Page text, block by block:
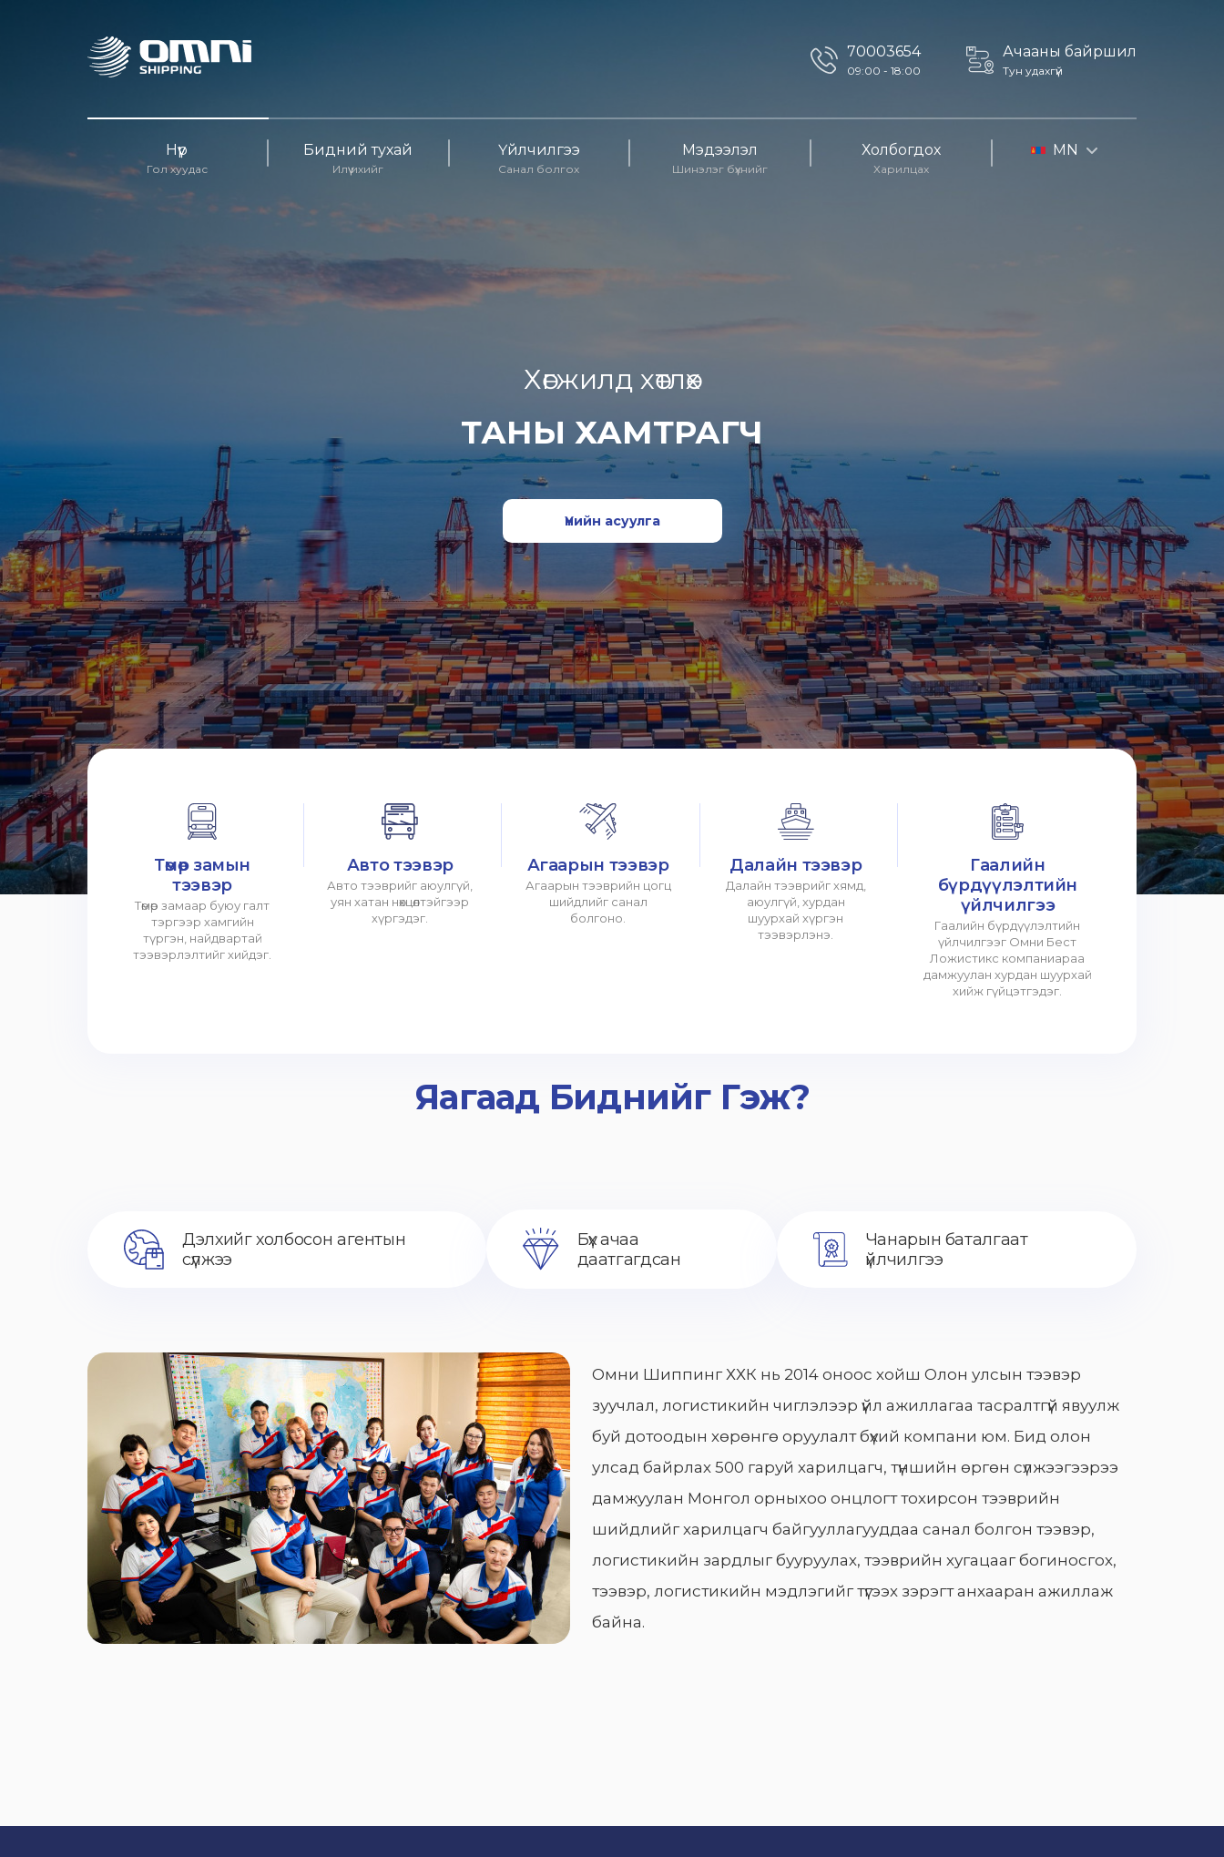
70003654
09:00 - 18:00
Ачааны байршил
Тун удахгүй
Нүүр
Гол хуудас
Бидний тухай
Илүү ихийг
Үйлчилгээ
Санал болгох
Мэдээлэл
Шинэлэг бүхнийг
Холбогдох
Харилцах
MN
Хөгжилд хөтлөх
ТАНЫ ХАМТРАГЧ
Үнийн асуулга
Төмөр замын
тээвэр
Төмөр замаар буюу галт
тэргээр хамгийн
түргэн, найдвартай
тээвэрлэлтийг хийдэг.
Авто тээвэр
Авто тээврийг аюулгүй,
уян хатан нөхцөлтэйгээр
хүргэдэг.
Агаарын тээвэр
Агаарын тээврийн цогц
шийдлийг санал
болгоно.
Далайн тээвэр
Далайн тээврийг хямд,
аюулгүй, хурдан
шуурхай хүргэн
тээвэрлэнэ.
Гаалийн
бүрдүүлэлтийн
үйлчилгээ
Гаалийн бүрдүүлэлтийн
үйлчилгээг Омни Бест
Ложистикс компаниараа
дамжуулан хурдан шуурхай
хийж гүйцэтгэдэг.
Яагаад Биднийг Гэж?
Дэлхийг холбосон агентын
сүлжээ
Бүх ачаа
даатгагдсан
Чанарын баталгаат
үйлчилгээ
Омни Шиппинг ХХК нь 2014 оноос хойш Олон улсын тээвэр
зуучлал, логистикийн чиглэлээр үйл ажиллагаа тасралтгүй явуулж
буй дотоодын хөрөнгө оруулалт бүхий компани юм. Бид олон
улсад байрлах 500 гаруй харилцагч, түншийн өргөн сүлжээгээрээ
дамжуулан Монгол орныхоо онцлогт тохирсон тээврийн
шийдлийг харилцагч байгууллагууддаа санал болгон тээвэр,
логистикийн зардлыг бууруулах, тээврийн хугацааг богиносгох,
тээвэр, логистикийн мэдлэгийг түгээх зэрэгт анхааран ажиллаж
байна.